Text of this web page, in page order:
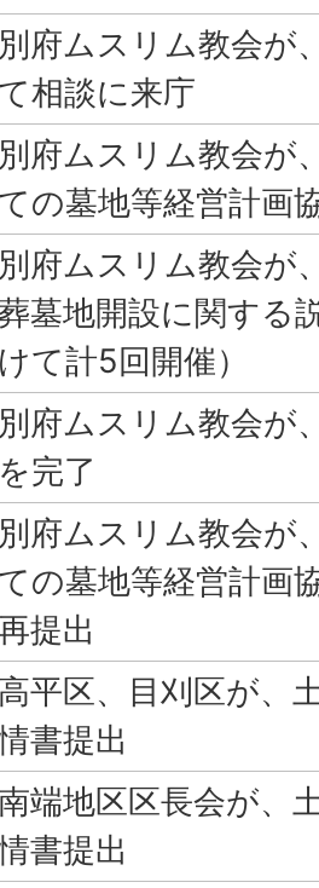
別府ムスリム教会が
て相談に来庁
別府ムスリム教会が
ての墓地等経営計画
別府ムスリム教会が
墓地開設に関する
けて計5回開催）
別府ムスリム教会が
を完了
別府ムスリム教会が
ての墓地等経営計画
提出
高平区、目刈区が、
書提出
端地区区長会が、
書提出